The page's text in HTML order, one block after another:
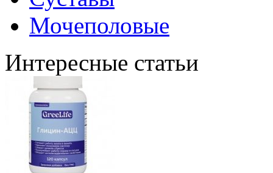
Мочеполовые
Интересные статьи